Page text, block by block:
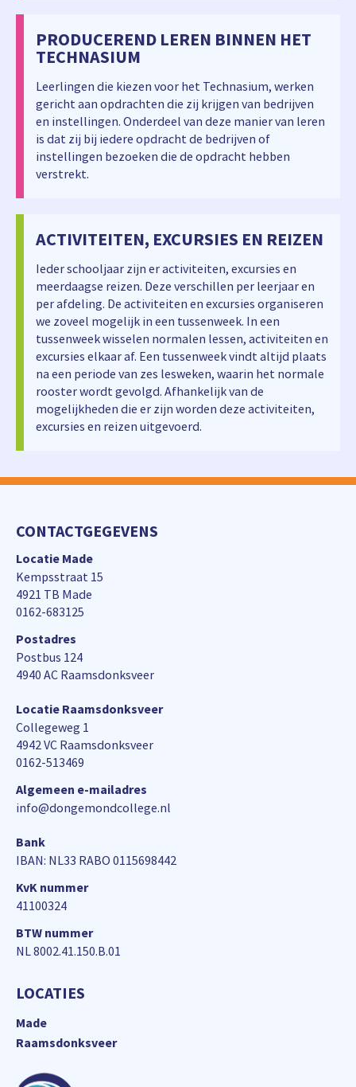
PRODUCEREND LEREN BINNEN HET
TECHNASIUM
Leerlingen die kiezen voor het Technasium, werken
gericht aan opdrachten die zij krijgen van bedrijven
en instellingen. Onderdeel van deze manier van leren
is dat zij bij iedere opdracht de bedrijven of
instellingen bezoeken die de opdracht hebben
verstrekt.
ACTIVITEITEN, EXCURSIES EN REIZEN
Ieder schooljaar zijn er activiteiten, excursies en
meerdaagse reizen. Deze verschillen per leerjaar en
per afdeling. De activiteiten en excursies organiseren
we zoveel mogelijk in een tussenweek. In een
tussenweek wisselen normalen lessen, activiteiten en
excursies elkaar af. Een tussenweek vindt altijd plaats
na een periode van zes lesweken, waarin het normale
rooster wordt gevolgd. Afhankelijk van de
mogelijkheden die er zijn worden deze activiteiten,
excursies en reizen uitgevoerd.
CONTACTGEGEVENS
Locatie Made
Kempsstraat 15
4921 TB Made
0162-683125
Postadres
Postbus 124
4940 AC Raamsdonksveer
Locatie Raamsdonksveer
Collegeweg 1
4942 VC Raamsdonksveer
0162-513469
Algemeen e-mailadres
info@dongemondcollege.nl
Bank
IBAN: NL33 RABO 0115698442
KvK nummer
41100324
BTW nummer
NL 8002.41.150.B.01
LOCATIES
Made
Raamsdonksveer